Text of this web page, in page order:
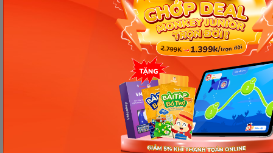
đoàn viên mà người thân. Tiền của tui vẫn
chưa thấy quay trở lại?
CHÚC MỪNG NĂM MỚI 2026, 12 tháng phú
quý, 365 ngày phát tài, 8760 giờ sung túc,
525600 phút thành công, 31536000 giây = VẠN
4. Xin chúc tất cả anh em Facebook: “Dù thất
bại hay thành công, dù lông bông hay đang
làm việc, dù đang ăn tiệc hay ở nhà, dù già hay
trẻ, dù đang sắp đẻ hay chưa có chồng, dù là